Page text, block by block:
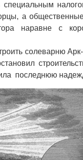
специальным
а
наравне с
солеварню
последнюю